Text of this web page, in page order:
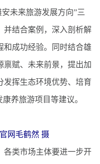
未来旅游发展方向”三
并结合案例，深入剖析解
和成功经验。同时结合雄
禀赋、未来前景，提出加
发挥生态环境优势、培育
养旅游项目等建议。
网毛鹤然 摄
类市场主体要进一步开